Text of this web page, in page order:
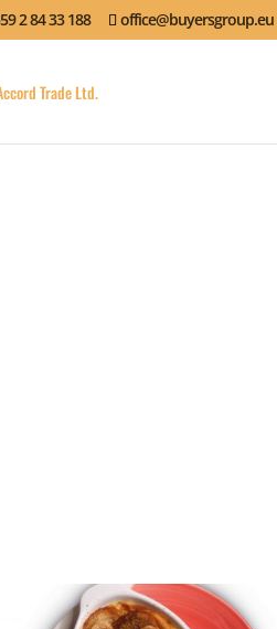
2 84 33 188 office@buyersgroup.eu